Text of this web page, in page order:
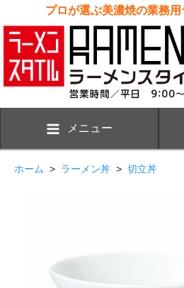
プロが選ぶ美濃焼の業務
メニュー
ホーム > ラーメン丼 > 切立丼